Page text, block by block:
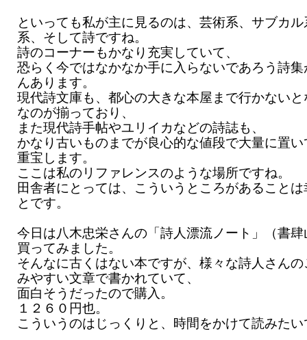
といっても私が主に見るのは、芸術系、サブカ
系、そして詩ですね。
詩のコーナーもかなり充実していて、
恐らく今ではなかなか手に入らないであろう詩
んあります。
現代詩文庫も、都心の大きな本屋まで行かない
なのが揃っており、
また現代詩手帖やユリイカなどの詩誌も、
かなり古いものまでが良心的な値段で大量に置
重宝します。
ここは私のリファレンスのような場所ですね。
田舎者にとっては、こういうところがあること
とです。
今日は八木忠栄さんの「詩人漂流ノート」（書
買ってみました。
そんなに古くはない本ですが、様々な詩人さん
みやすい文章で書かれていて、
面白そうだったので購入。
１２６０円也。
こういうのはじっくりと、時間をかけて読みた